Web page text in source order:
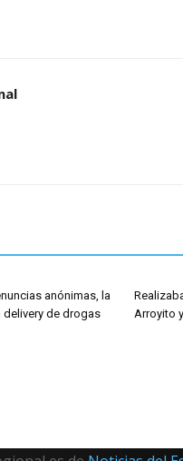
anónimas, la
delivery de drogas
Arroyito